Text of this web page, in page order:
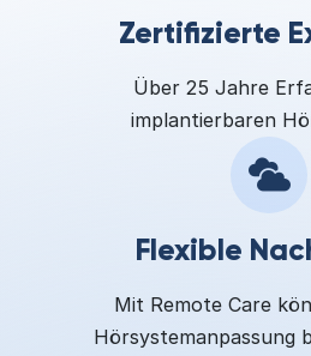
Zertifizierte
Über 25 Jahre
implantierbaren
Flexible
Mit Remote Care
Hörsystemanpassung